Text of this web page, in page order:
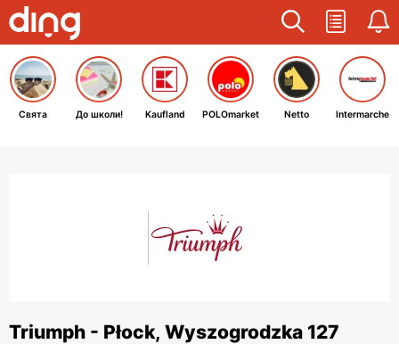
Свята До школи! Kaufland POLOmarket Netto Intermarche
Triumph - Płock, Wyszogrodzka 127